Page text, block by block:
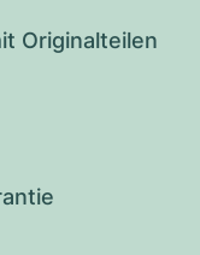
Originalteilen